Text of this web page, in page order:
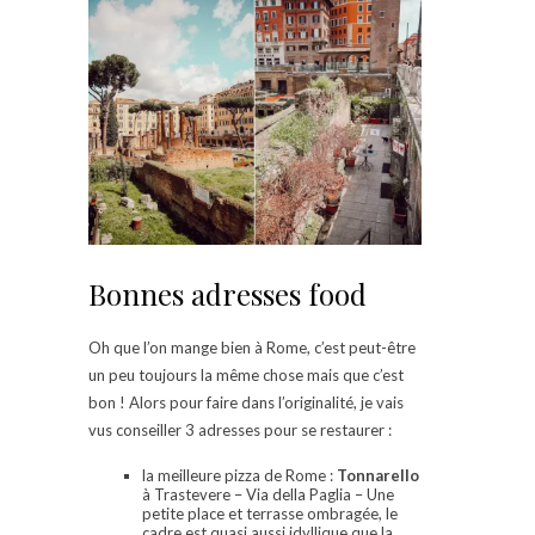
Bonnes adresses food
Oh que l’on mange bien à Rome, c’est peut-être
un peu toujours la même chose mais que c’est
bon ! Alors pour faire dans l’originalité, je vais
vus conseiller 3 adresses pour se restaurer :
la meilleure pizza de Rome : Tonnarello
à Trastevere – Via della Paglia – Une
petite place et terrasse ombragée, le